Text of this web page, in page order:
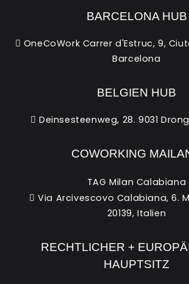
BARCELONA HUB
OneCoWork Carrer d'Estruc, 9,
Barcelona
BELGIEN HUB
Deinsesteenweg, 28. 9031
COWORKING
TAG Milan Calabiana
Via Arcivescovo Calabiana, 6.
20139, Italien
RECHTLICHER +
HAUPTSITZ